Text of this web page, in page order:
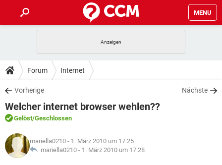
MENU
ANDROID
WINDOWS 10
WHATSAPP TIKTOK
FACEBOOK
TIPPS & TRICKS
SPIELE
WINDOWS 10
WHATSAPP
FACEBOOK HARDWARE
DOWNLOADS
SPIELE STREAMING
ANDROID
WINDOWS 10 INSTAGRAM
WHATSAPP
FORUM
SPIELE
ANDROID IOS
LEXIKON
SPIELE
Forum Internet
Vorherige Nächste
Welcher internet browser wehlen??
Gelöst/Geschlossen
mariella0210 - 1. März 2010 um 17:25
mariella0210 - 1. März 2010 um 17:28